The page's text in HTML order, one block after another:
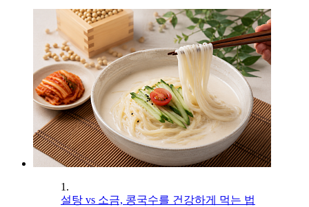
1.
설탕 vs 소금, 콩국수를 건강하게 먹는 법